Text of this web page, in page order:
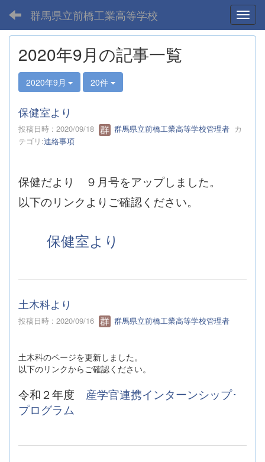
群馬県立前橋工業高等学校
2020年9月の記事一覧
2020年9月 20件
保健室より
投稿日時 : 2020/09/18 群馬県立前橋工業高等学校管理者 カ
テゴリ:連絡事項
保健だより ９月号をアップしました。
以下のリンクよりご確認ください。
保健室より
土木科より
投稿日時 : 2020/09/16 群馬県立前橋工業高等学校管理者
土木科のページを更新しました。
以下のリンクからご確認ください。
令和２年度 産学官連携インターンシップ･
プログラム